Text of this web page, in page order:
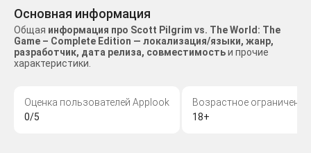
Основная информация
Общая информация про Scott Pilgrim vs. The World: The
Game – Complete Edition — локализация/языки, жанр,
разработчик, дата релиза, совместимостьи прочие
характеристики.
Оценка пользователей Applook
0/5
Возрастное ограничение
18+